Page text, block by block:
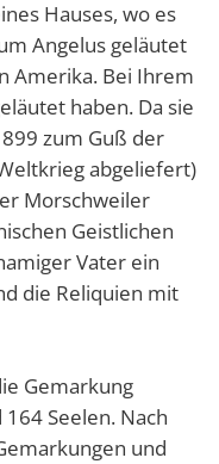
Hauses, wo es
Angelus geläutet
Amerika. Bei Ihrem
haben. Da sie
zum Guß der
abgeliefert)
Morschweiler
Geistlichen
Vater ein
die Reliquien mit
Gemarkung
Seelen. Nach
und